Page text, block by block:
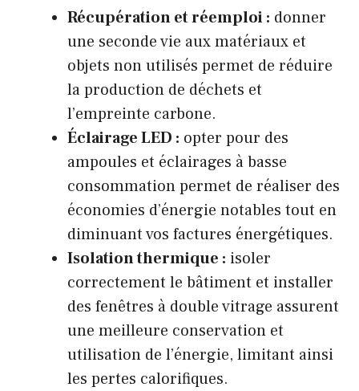
Récupération et réemploi : donner
une seconde vie aux matériaux et
objets non utilisés permet de réduire
la production de déchets et
l’empreinte carbone.
Éclairage LED : opter pour des
ampoules et éclairages à basse
consommation permet de réaliser des
économies d’énergie notables tout en
diminuant vos factures énergétiques.
Isolation thermique : isoler
correctement le bâtiment et installer
des fenêtres à double vitrage assurent
une meilleure conservation et
utilisation de l’énergie, limitant ainsi
les pertes calorifiques.